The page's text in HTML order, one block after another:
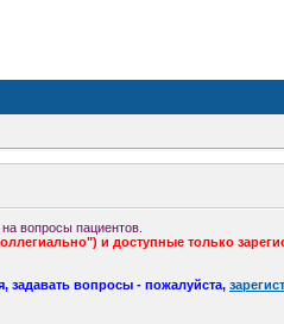
вопросы пациентов.
и доступные только
задавать вопросы - пожалуйста,